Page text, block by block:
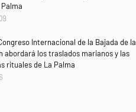
Internacional de la Bajada de la
abordará los traslados marianos y las
rituales de La Palma